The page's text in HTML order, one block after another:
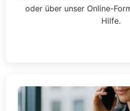
oder über unser Online-
Hilfe.